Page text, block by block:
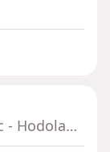
Zeyerova, Olomouc - Hodolany, Olomoucký kraj